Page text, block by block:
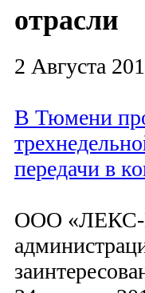
отрасли
2 Августа
В Тюмени
передачи в
ООО «ЛЕКС-